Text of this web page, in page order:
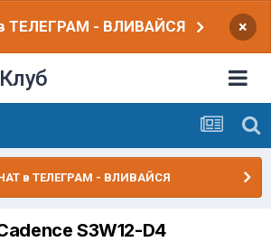
ТЕЛЕГРАМ - ВЛИВАЙСЯ ×
в ТЕЛЕГРАМ - ВЛИВАЙСЯ
S3W12-D4